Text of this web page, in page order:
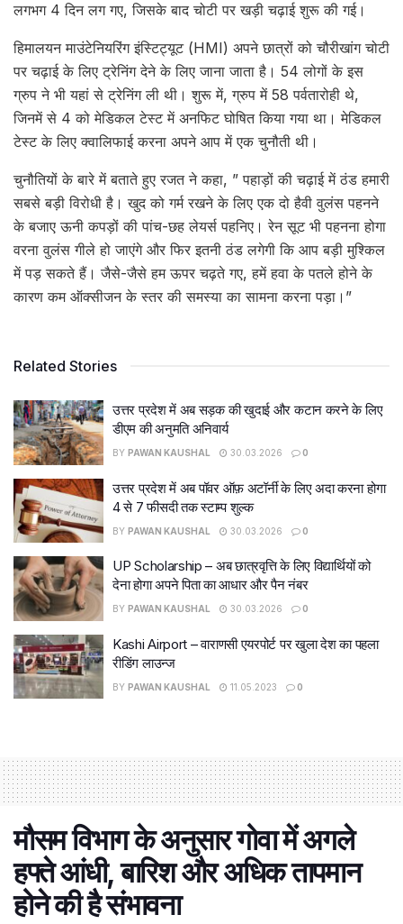
लगभग 4 दिन लग गए, जिसके बाद चोटी पर खड़ी चढ़ाई शुरू की गई।
हिमालयन माउंटेनियरिंग इंस्टिट्यूट (HMI) अपने छात्रों को चौरीखांग चोटी
पर चढ़ाई के लिए ट्रेनिंग देने के लिए जाना जाता है। 54 लोगों के इस
ग्रुप ने भी यहां से ट्रेनिंग ली थी। शुरू में, ग्रुप में 58 पर्वतारोही थे,
जिनमें से 4 को मेडिकल टेस्ट में अनफिट घोषित किया गया था। मेडिकल
टेस्ट के लिए क्वालिफाई करना अपने आप में एक चुनौती थी।
चुनौतियों के बारे में बताते हुए रजत ने कहा, ” पहाड़ों की चढ़ाई में ठंड हमारी
सबसे बड़ी विरोधी है। खुद को गर्म रखने के लिए एक दो हैवी वुलंस पहनने
के बजाए ऊनी कपड़ों की पांच-छह लेयर्स पहनिए। रेन सूट भी पहनना होगा
वरना वुलंस गीले हो जाएंगे और फिर इतनी ठंड लगेगी कि आप बड़ी मुश्किल
में पड़ सकते हैं। जैसे-जैसे हम ऊपर चढ़ते गए, हमें हवा के पतले होने के
कारण कम ऑक्सीजन के स्तर की समस्या का सामना करना पड़ा।”
Related Stories
उत्तर प्रदेश में अब सड़क की खुदाई और कटान करने के लिए
डीएम की अनुमति अनिवार्य
BY PAWAN KAUSHAL 30.03.2026 0
उत्तर प्रदेश में अब पॉवर ऑफ़ अटॉर्नी के लिए अदा करना होगा
4 से 7 फीसदी तक स्टाम्प शुल्क
BY PAWAN KAUSHAL 30.03.2026 0
UP Scholarship – अब छात्रवृत्ति के लिए विद्यार्थियों को
देना होगा अपने पिता का आधार और पैन नंबर
BY PAWAN KAUSHAL 30.03.2026 0
Kashi Airport – वाराणसी एयरपोर्ट पर खुला देश का पहला
रीडिंग लाउन्ज
BY PAWAN KAUSHAL 11.05.2023 0
मौसम विभाग के अनुसार गोवा में अगले
हफ्ते आंधी, बारिश और अधिक तापमान
होने की है संभावना